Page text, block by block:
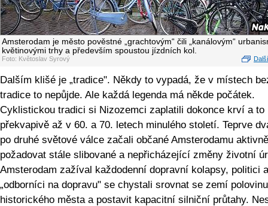
Amsterodam je město pověstné „grachtovým“ čili „kanálovým“
květinovými trhy a především spoustou jízdních kol.
Foto: Květoslav Syrový
Dalším klišé je „tradice". Někdy to vypadá, že v místech
tradice to nepůjde. Ale každá legenda má někde počátek.
Cyklistickou tradici si Nizozemci zaplatili dokonce krví a to
překvapivě až v 60. a 70. letech minulého století. Teprve
po druhé světové válce začali občané Amsterodamu aktivně
požadovat stále slibované a nepřicházející změny životní
Amsterodam zažíval každodenní dopravní kolapsy, politici
„odborníci na dopravu" se chystali srovnat se zemí polovinu
historického města a postavit kapacitní silniční průtahy.